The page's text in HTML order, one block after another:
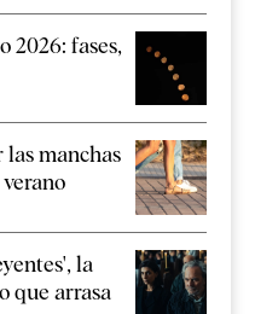
2026: fases,
las manchas
la
que arrasa